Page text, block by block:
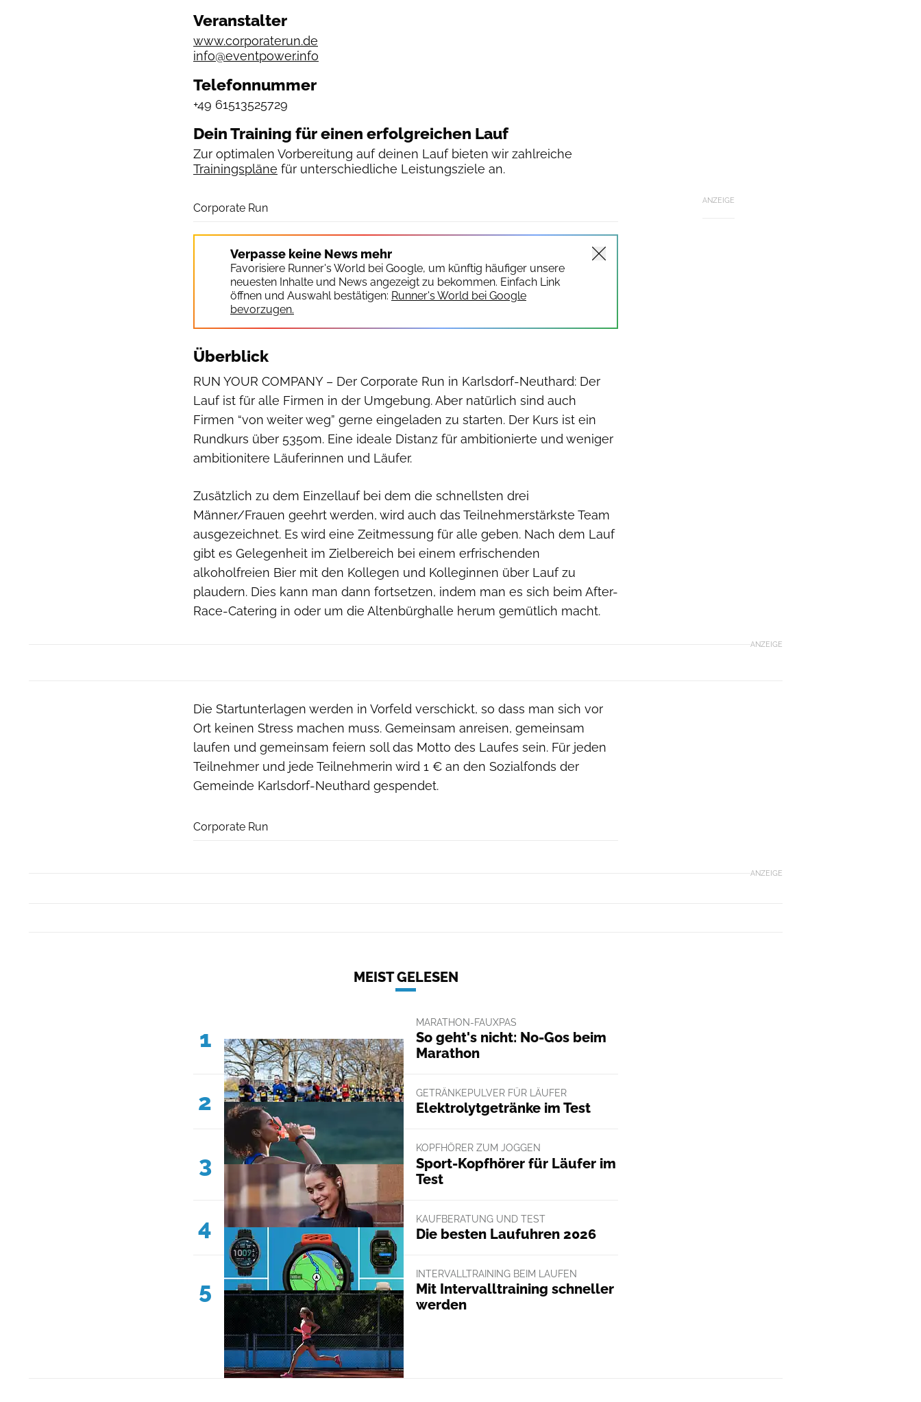
Veranstalter
www.corporaterun.de
info@eventpower.info
Telefonnummer
+49 61513525729
Dein Training für einen erfolgreichen Lauf
Zur optimalen Vorbereitung auf deinen Lauf bieten wir zahlreiche
Trainingspläne für unterschiedliche Leistungsziele an.
ANZEIGE
Corporate Run
Verpasse keine News mehr
Favorisiere Runner's World bei Google, um künftig häufiger unsere
neuesten Inhalte und News angezeigt zu bekommen. Einfach Link
öffnen und Auswahl bestätigen: Runner's World bei Google
bevorzugen.
Überblick
RUN YOUR COMPANY – Der Corporate Run in Karlsdorf-Neuthard: Der
Lauf ist für alle Firmen in der Umgebung. Aber natürlich sind auch
Firmen “von weiter weg” gerne eingeladen zu starten. Der Kurs ist ein
Rundkurs über 5350m. Eine ideale Distanz für ambitionierte und weniger
ambitionitere Läuferinnen und Läufer.
Zusätzlich zu dem Einzellauf bei dem die schnellsten drei
Männer/Frauen geehrt werden, wird auch das Teilnehmerstärkste Team
ausgezeichnet. Es wird eine Zeitmessung für alle geben. Nach dem Lauf
gibt es Gelegenheit im Zielbereich bei einem erfrischenden
alkoholfreien Bier mit den Kollegen und Kolleginnen über Lauf zu
plaudern. Dies kann man dann fortsetzen, indem man es sich beim After-
Race-Catering in oder um die Altenbürghalle herum gemütlich macht.
ANZEIGE
Die Startunterlagen werden in Vorfeld verschickt, so dass man sich vor
Ort keinen Stress machen muss. Gemeinsam anreisen, gemeinsam
laufen und gemeinsam feiern soll das Motto des Laufes sein. Für jeden
Teilnehmer und jede Teilnehmerin wird 1 € an den Sozialfonds der
Gemeinde Karlsdorf-Neuthard gespendet.
Corporate Run
ANZEIGE
MEIST GELESEN
1
MARATHON-FAUXPAS
So geht's nicht: No-Gos beim
Marathon
2 GETRÄNKEPULVER FÜR LÄUFER
Elektrolytgetränke im Test
3
KOPFHÖRER ZUM JOGGEN
Sport-Kopfhörer für Läufer im
Test
4 KAUFBERATUNG UND TEST
Die besten Laufuhren 2026
5
INTERVALLTRAINING BEIM LAUFEN
Mit Intervalltraining schneller
werden